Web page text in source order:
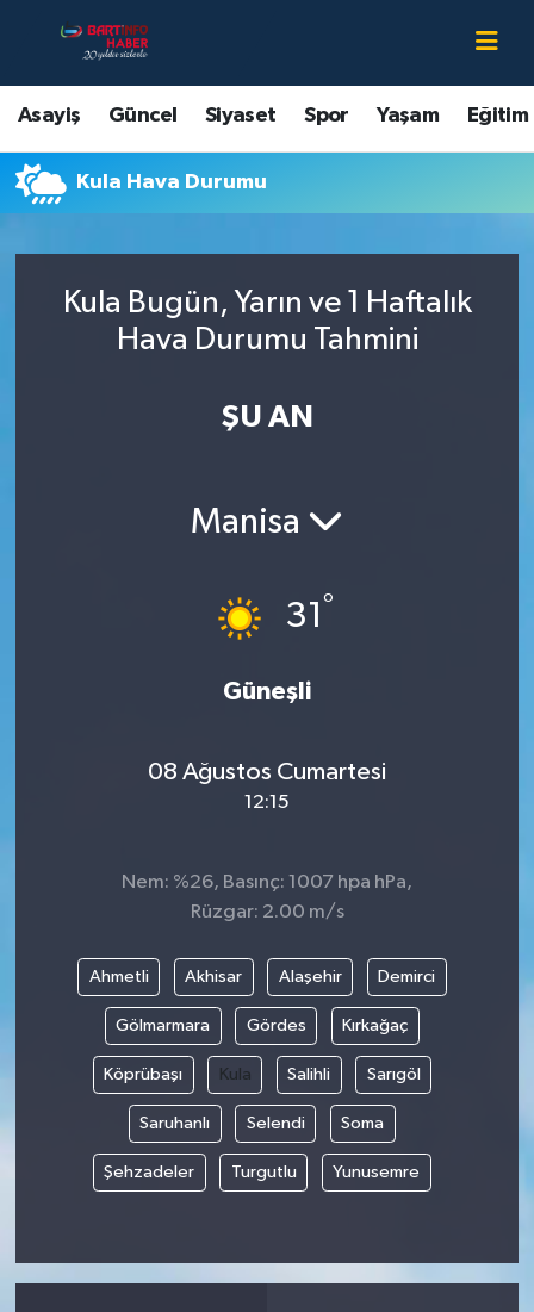
Asayiş Güncel Siyaset Spor Yaşam Eğitim
Kula Hava Durumu
Kula Bugün, Yarın ve 1 Haftalık
Hava Durumu Tahmini
ŞU AN
Manisa
31 °
Güneşli
08 Ağustos Cumartesi
12:15
Nem: %26, Basınç: 1007 hpa hPa,
Rüzgar: 2.00 m/s
Ahmetli Akhisar Alaşehir Demirci
Gölmarmara Gördes Kırkağaç
Köprübaşı Kula Salihli Sarıgöl
Saruhanlı Selendi Soma
Şehzadeler Turgutlu Yunusemre
Asayiş
Bartın Hakkında
Çevre
Ekonomi
Sivil Toplum
Turizm
Yaşam
Yerel Yönetimler
DÜNYA
Bartın Nöbetçi Eczaneler
Bartın Hava Durumu
Bartin Namaz Vakitleri
Süper Lig Puan Durumu ve Fikstür